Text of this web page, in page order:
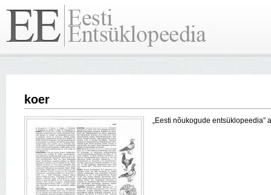
koer
„Eesti nõukogude entsüklopeedia”